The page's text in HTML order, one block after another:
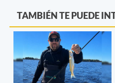
TAMBIÉN TE PUEDE